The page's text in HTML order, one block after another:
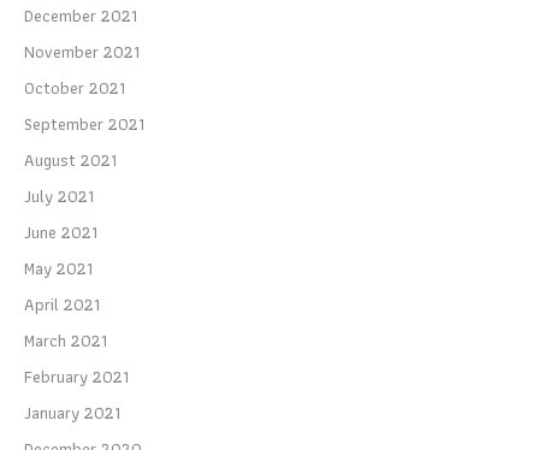
December 2021
November 2021
October 2021
September 2021
August 2021
July 2021
June 2021
May 2021
April 2021
March 2021
February 2021
January 2021